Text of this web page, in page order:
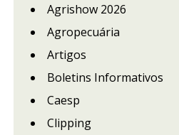
Agrishow 2026
Agropecuária
Artigos
Boletins Informativos
Caesp
Clipping